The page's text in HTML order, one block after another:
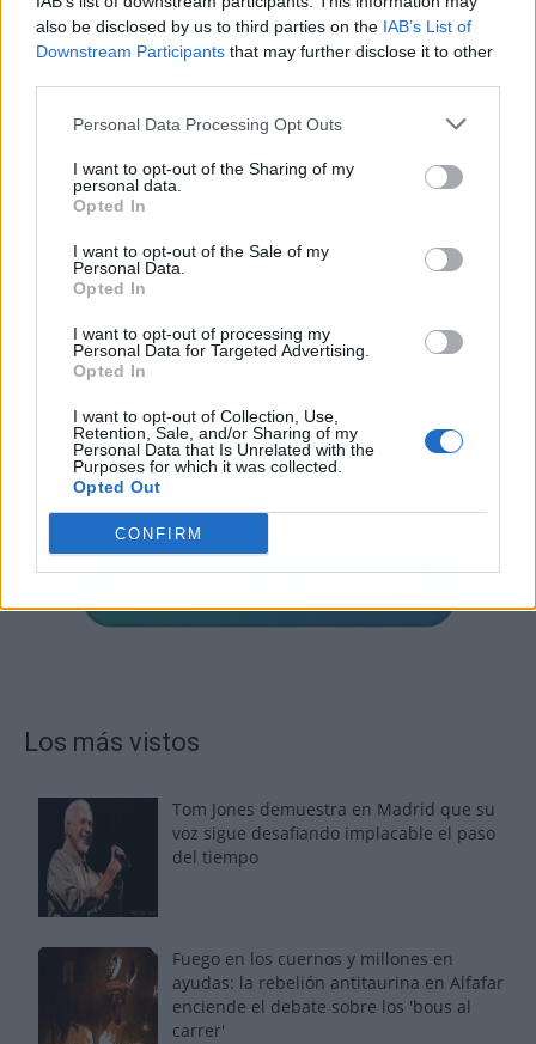
also be disclosed by us to third parties on the IAB’s List of
Downstream Participants that may further disclose it to other
Personal Data Processing Opt Outs
I want to opt-out of the Sharing of my
personal data.
Opted In
I want to opt-out of the Sale of my
Personal Data.
Opted In
I want to opt-out of processing my
Personal Data for Targeted Advertising.
Opted In
I want to opt-out of Collection, Use,
Retention, Sale, and/or Sharing of my
Personal Data that Is Unrelated with the
Purposes for which it was collected.
Opted Out
CONFIRM
Publicidad
Los más vistos
Tom Jones demuestra en Madrid que su
voz sigue desafiando implacable el paso
del tiempo
Fuego en los cuernos y millones en
ayudas: la rebelión antitaurina en Alfafar
enciende el debate sobre los 'bous al
carrer'